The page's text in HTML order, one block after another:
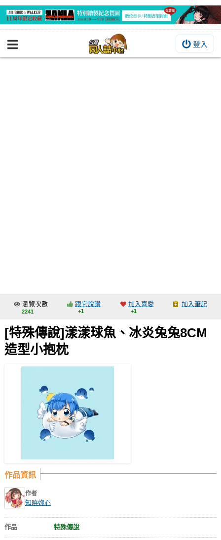
登入
BOOKY書集倉庫
交流中心
攤位轉讓區
會員功能選單
登入
瀏覽次數
2241
跟它說讚
+1
加入喜愛
+1
加入筆記
[特殊傳說]漾漾球魚、冰炎兔兔8CM
造型小抱枕
作品資訊
作者
知曉妳心
作品 特殊傳說